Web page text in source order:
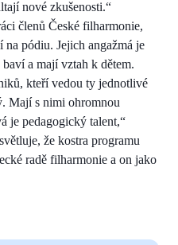
nové zkušenosti.“
členů České filharmonie,
pódiu. Jejich angažmá je
a mají vztah k dětem.
kteří vedou ty jednotlivé
Mají s nimi ohromnou
je pedagogický talent,“
že kostra programu
radě filharmonie a on jako